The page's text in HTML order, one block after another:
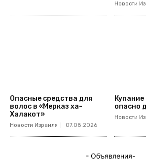
Новости
Опасные средства для
волос в «Мерказ ха-
Халакот»
Новости Израиля 07.08.2026
опасно
Новости
- Объявления-